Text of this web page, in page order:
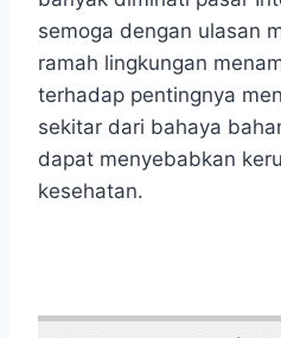
semoga dengan ulasan
ramah lingkungan
terhadap pentingnya
sekitar dari bahaya
dapat menyebabkan
kesehatan.